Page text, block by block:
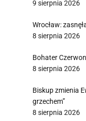
9 sierpnia 2026
Wrocław:
8 sierpnia 2026
Bohater
8 sierpnia 2026
Biskup zmienia
grzechem”
8 sierpnia 2026